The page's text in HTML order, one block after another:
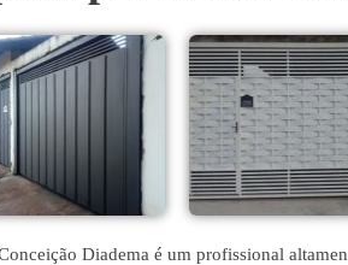
Diadema é um profissional